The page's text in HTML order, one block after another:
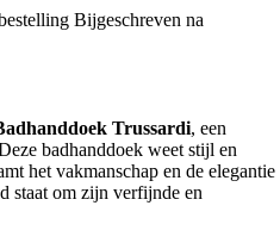
Bijgeschreven na
Trussardi, een
badhanddoek weet stijl en
het vakmanschap en de elegantie
staat om zijn verfijnde en